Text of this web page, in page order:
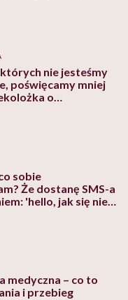
nie jesteśmy
poświęcamy mniej
o
sobie
Że dostanę SMS-a
'hello, jak się nie
medyczna – co to
i przebieg